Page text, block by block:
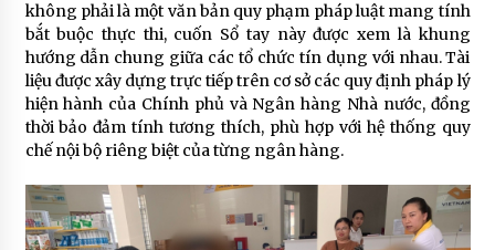
không phải là một văn bản quy phạm pháp luật mang tính
bắt buộc thực thi, cuốn Sổ tay này được xem là khung
hướng dẫn chung giữa các tổ chức tín dụng với nhau. Tài
liệu được xây dựng trực tiếp trên cơ sở các quy định pháp lý
hiện hành của Chính phủ và Ngân hàng Nhà nước, đồng
thời bảo đảm tính tương thích, phù hợp với hệ thống quy
chế nội bộ riêng biệt của từng ngân hàng.